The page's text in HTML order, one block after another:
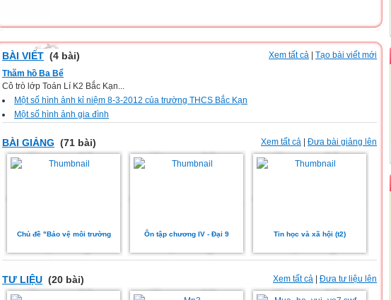
Xem tất cả Tạo bài viết mới
BÀI VIẾT (4 bài)
Thăm hồ Ba Bể
Cô trò lớp Toán Lí K2 Bắc Kạn...
Một số hình ảnh kỉ niệm 8-3-2012 của trường THCS Bắc Kạn
Một số hình ảnh gia đình
Xem tất cả | Đưa bài giảng lên
BÀI GIẢNG (71 bài)
Chủ đề "Bảo vệ môi trường Ôn tập chương IV - Đại 9 Tin học và xã hội (t2)
Xem tất cả Đưa tư liệu lên
TƯ LIỆU (20 bài)